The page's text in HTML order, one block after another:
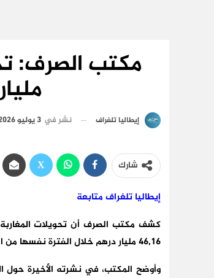
إيطاليا تلغراف نشر في 3 يوليو 2026 الساعة 1 و 00 دقيقة
شارك
إيطاليا تلغراف متابعة
46,16 مليار درهم خلال الفترة نفسها من السنة الماضية.
وأوضح المكتب، في نشرته الأخيرة حول